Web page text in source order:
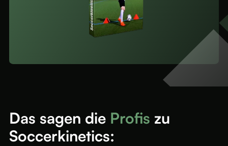
Das sagen die Profis zu
Soccerkinetics: